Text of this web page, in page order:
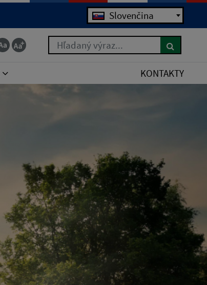
Jazyk Slovenčina
Hľadaný výraz...
KONTAKTY